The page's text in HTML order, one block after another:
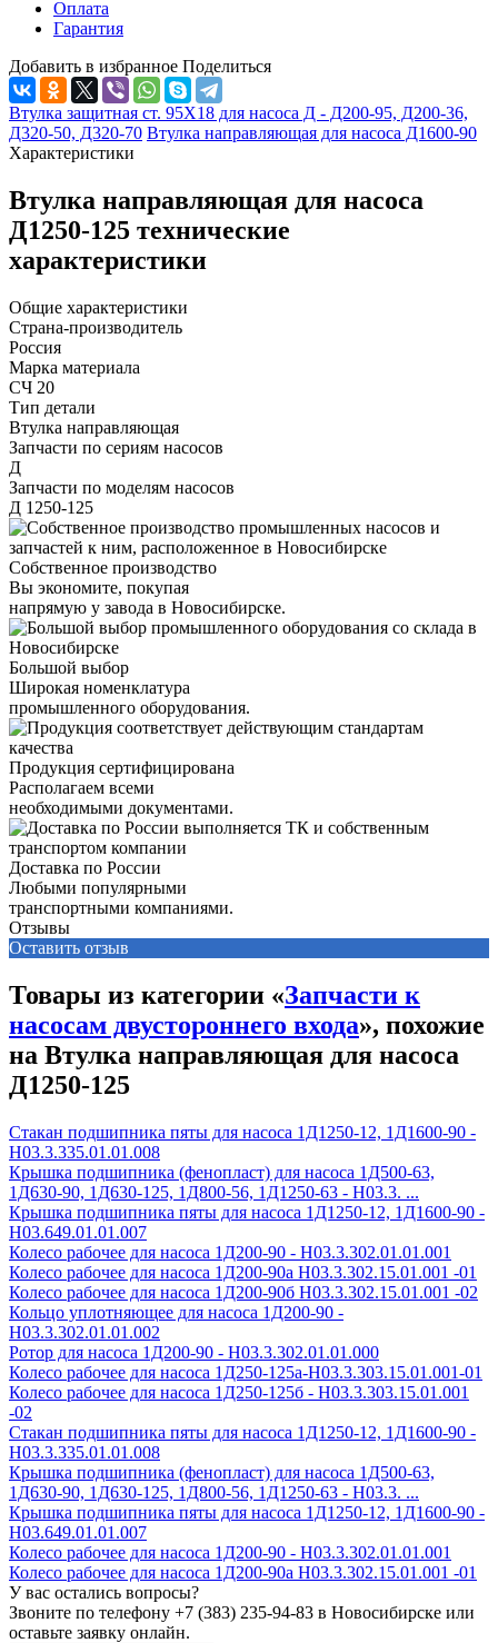
Оплата
Гарантия
Добавить в избранное Поделиться
Втулка защитная ст. 95Х18 для насоса Д - Д200-95, Д200-36,
Д320-50, Д320-70 Втулка направляющая для насоса Д1600-90
Характеристики
Втулка направляющая для насоса
Д1250-125 технические
характеристики
Общие характеристики
Страна-производитель
Россия
Марка материала
СЧ 20
Тип детали
Втулка направляющая
Запчасти по сериям насосов
Д
Запчасти по моделям насосов
Д 1250-125
Собственное производство
Вы экономите, покупая
напрямую у завода в Новосибирске.
Большой выбор
Широкая номенклатура
промышленного оборудования.
Продукция сертифицирована
Располагаем всеми
необходимыми документами.
Доставка по России
Любыми популярными
транспортными компаниями.
Отзывы
Оставить отзыв
Товары из категории «Запчасти к
насосам двустороннего входа», похожие
на Втулка направляющая для насоса
Д1250-125
Стакан подшипника пяты для насоса 1Д1250-12, 1Д1600-90 -
Н03.3.335.01.01.008
Крышка подшипника (фенопласт) для насоса 1Д500-63,
1Д630-90, 1Д630-125, 1Д800-56, 1Д1250-63 - Н03.3. ...
Крышка подшипника пяты для насоса 1Д1250-12, 1Д1600-90 -
Н03.649.01.01.007
Колесо рабочее для насоса 1Д200-90 - H03.3.302.01.01.001
Колесо рабочее для насоса 1Д200-90а H03.3.302.15.01.001 -01
Колесо рабочее для насоса 1Д200-90б H03.3.302.15.01.001 -02
Кольцо уплотняющее для насоса 1Д200-90 -
Н03.3.302.01.01.002
Ротор для насоса 1Д200-90 - Н03.3.302.01.01.000
Колесо рабочее для насоса 1Д250-125а-Н03.3.303.15.01.001-01
Колесо рабочее для насоса 1Д250-125б - Н03.3.303.15.01.001
-02
Стакан подшипника пяты для насоса 1Д1250-12, 1Д1600-90 -
Н03.3.335.01.01.008
Крышка подшипника (фенопласт) для насоса 1Д500-63,
1Д630-90, 1Д630-125, 1Д800-56, 1Д1250-63 - Н03.3. ...
Крышка подшипника пяты для насоса 1Д1250-12, 1Д1600-90 -
Н03.649.01.01.007
Колесо рабочее для насоса 1Д200-90 - H03.3.302.01.01.001
Колесо рабочее для насоса 1Д200-90а H03.3.302.15.01.001 -01
У вас остались вопросы?
Звоните по телефону +7 (383) 235-94-83 в Новосибирске или
оставьте заявку онлайн.